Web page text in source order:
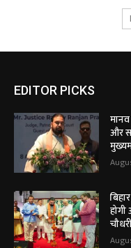
EDITOR PICKS
और
होगी